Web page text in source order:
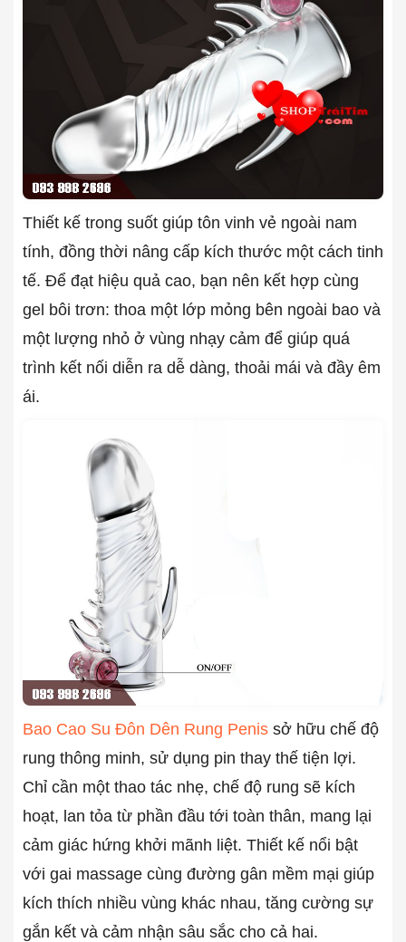
Thiết kế trong suốt giúp tôn vinh vẻ ngoài nam
tính, đồng thời nâng cấp kích thước một cách tinh
tế. Để đạt hiệu quả cao, bạn nên kết hợp cùng
gel bôi trơn: thoa một lớp mỏng bên ngoài bao và
một lượng nhỏ ở vùng nhạy cảm để giúp quá
trình kết nối diễn ra dễ dàng, thoải mái và đầy êm
ái.
Bao Cao Su Đôn Dên Rung Penis sở hữu chế độ
rung thông minh, sử dụng pin thay thế tiện lợi.
Chỉ cần một thao tác nhẹ, chế độ rung sẽ kích
hoạt, lan tỏa từ phần đầu tới toàn thân, mang lại
cảm giác hứng khởi mãnh liệt. Thiết kế nổi bật
với gai massage cùng đường gân mềm mại giúp
kích thích nhiều vùng khác nhau, tăng cường sự
gắn kết và cảm nhận sâu sắc cho cả hai.